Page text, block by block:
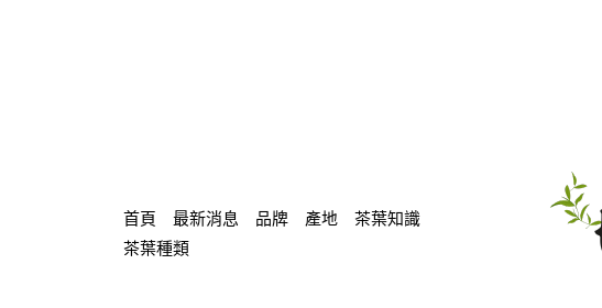
首頁 最新消息 品牌 產地
茶葉知識
茶葉種類